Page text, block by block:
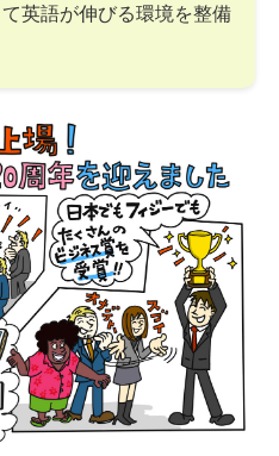
英語が伸びる環境を整備